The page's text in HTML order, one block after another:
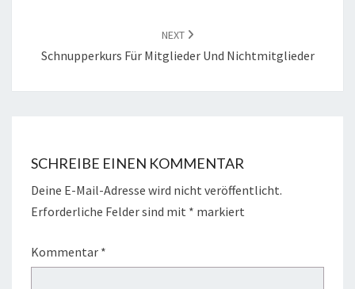
NEXT
Schnupperkurs Für Mitglieder Und Nichtmitglieder
SCHREIBE EINEN KOMMENTAR
Deine E-Mail-Adresse wird nicht veröffentlicht.
Erforderliche Felder sind mit * markiert
Kommentar *